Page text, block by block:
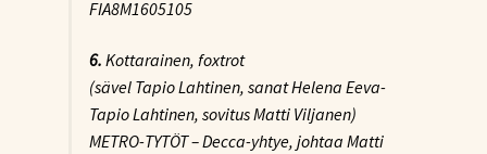
FIA8M1605105
6. Kottarainen, foxtrot
(sävel Tapio Lahtinen, sanat Helena Eeva-
Tapio Lahtinen, sovitus Matti Viljanen)
METRO-TYTÖT – Decca-yhtye, johtaa Matti